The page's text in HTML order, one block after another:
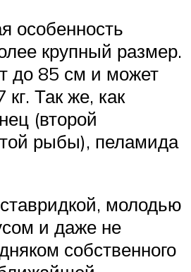
особенность
крупный размер.
до 85 см и может
кг. Так же, как
(второй
рыбы), пеламида
молодью
и даже не
собственного